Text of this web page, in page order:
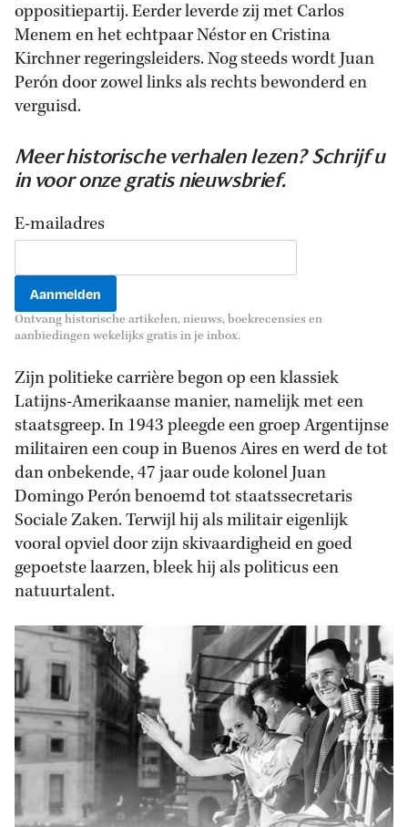
oppositiepartij. Eerder leverde zij met Carlos
Menem en het echtpaar Néstor en Cristina
Kirchner regeringsleiders. Nog steeds wordt Juan
Perón door zowel links als rechts bewonderd en
verguisd.
Meer historische verhalen lezen? Schrijf u
in voor onze gratis nieuwsbrief.
E-mailadres
Ontvang historische artikelen, nieuws, boekrecensies en
aanbiedingen wekelijks gratis in je inbox.
Zijn politieke carrière begon op een klassiek
Latijns-Amerikaanse manier, namelijk met een
staatsgreep. In 1943 pleegde een groep Argentijnse
militairen een coup in Buenos Aires en werd de tot
dan onbekende, 47 jaar oude kolonel Juan
Domingo Perón benoemd tot staatssecretaris
Sociale Zaken. Terwijl hij als militair eigenlijk
vooral opviel door zijn skivaardigheid en goed
gepoetste laarzen, bleek hij als politicus een
natuurtalent.